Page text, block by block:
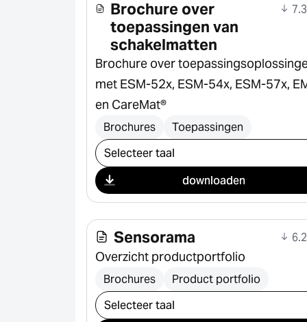
Brochure over
toepassingen van
schakelmatten
Brochure over
met ESM-52x, ESM-54x, ESM-57x,
en CareMat®
Brochures Toepassingen
Selecteer download
downloaden
Sensorama
Overzicht productportfolio
Brochures Product portfolio
Selecteer download